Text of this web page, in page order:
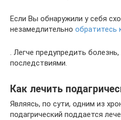
Если Вы обнаружили у себя
незамедлительно обратитесь
. Легче предупредить
последствиями.
Как лечить
Являясь, по сути, одним из
подагрический поддается